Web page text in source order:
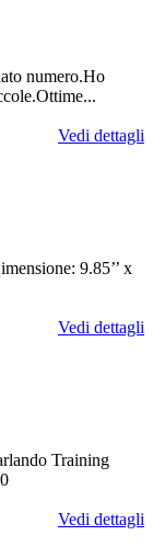
numero.Ho
Vedi dettagli
9.85’’ x
Vedi dettagli
Training
Vedi dettagli